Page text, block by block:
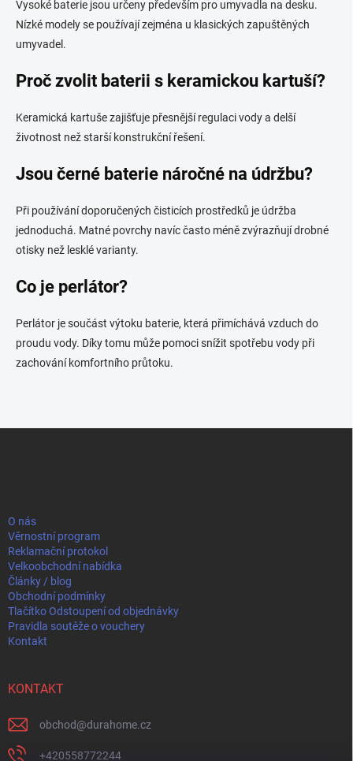
Vysoké baterie jsou určeny především pro umyvadla na desku.
Nízké modely se používají zejména u klasických zapuštěných
umyvadel.
Proč zvolit baterii s keramickou kartuší?
Keramická kartuše zajišťuje přesnější regulaci vody a delší
životnost než starší konstrukční řešení.
Jsou černé baterie náročné na údržbu?
Při používání doporučených čisticích prostředků je údržba
jednoduchá. Matné povrchy navíc často méně zvýrazňují drobné
otisky než lesklé varianty.
Co je perlátor?
Perlátor je součást výtoku baterie, která přimíchává vzduch do
proudu vody. Díky tomu může pomoci snížit spotřebu vody při
zachování komfortního průtoku.
O nás
Věrnostní program
Reklamační protokol
Velkoobchodní nabídka
Články / blog
Obchodní podmínky
Tlačítko Odstoupení od objednávky
Pravidla soutěže o vouchery
Kontakt
KONTAKT
obchod@durahome.cz
+420558772244